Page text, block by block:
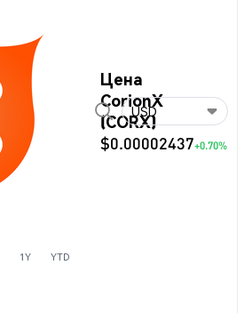
Цена
CorionX
(CORX)
$0.00002437+0.70%
USD
1Y YTD